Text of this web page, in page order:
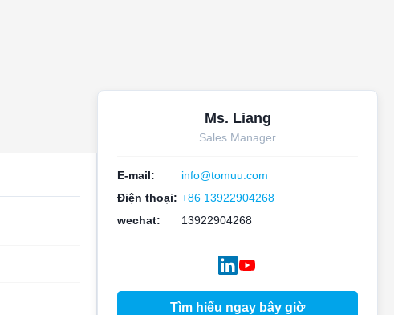
Ms. Liang
Sales Manager
E-mail:
info@tomuu.com
Điện thoại: +86 13922904268
wechat:
13922904268
Tìm hiểu ngay bây giờ